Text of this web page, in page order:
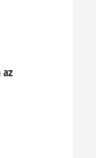
az